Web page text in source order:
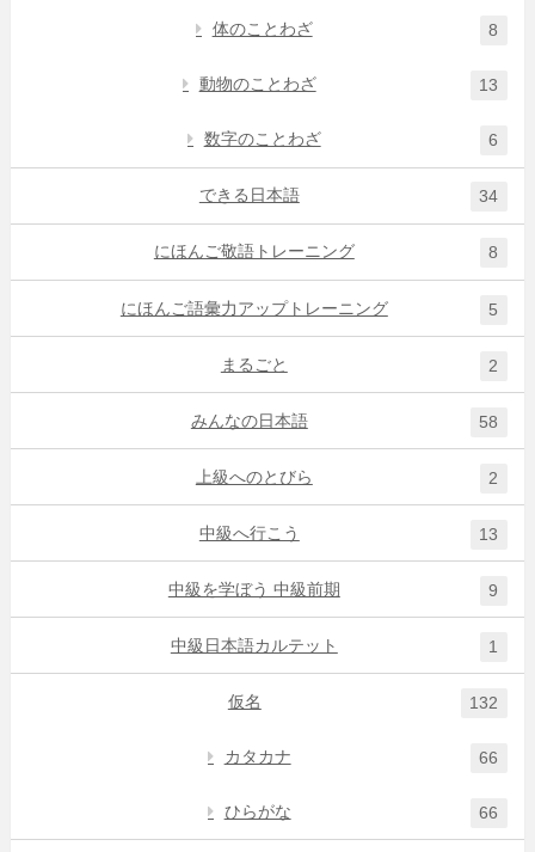
体のことわざ 8
動物のことわざ 13
数字のことわざ 6
できる日本語 34
にほんご敬語トレーニング 8
にほんご語彙力アップトレーニング 5
まるごと 2
みんなの日本語 58
上級へのとびら 2
中級へ行こう 13
中級を学ぼう 中級前期 9
中級日本語カルテット 1
仮名 132
カタカナ 66
ひらがな 66